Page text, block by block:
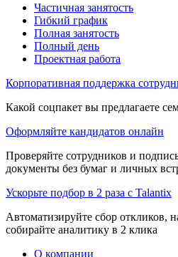
Частичная занятость
Гибкий график
Полная занятость
Полный день
Проектная работа
Корпоративная поддержка
Какой соцпакет вы предлагаете
Оформляйте кандидатов онлайн
Проверяйте сотрудников и
документы без бумаг и личных
Ускорьте подбор в 2 раза с Talantix
Автоматизируйте сбор откликов,
собирайте аналитику в 2 клика
О компании